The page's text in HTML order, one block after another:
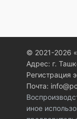
© 2021-2026
Адрес: г.
Регистрация
Почта:
иное